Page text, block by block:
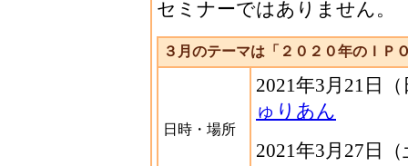
セミナーではありません。
３月のテーマは「２０２０年のＩＰ
日時・場所
2021年3月21日
ゅりあん
2021年3月27日